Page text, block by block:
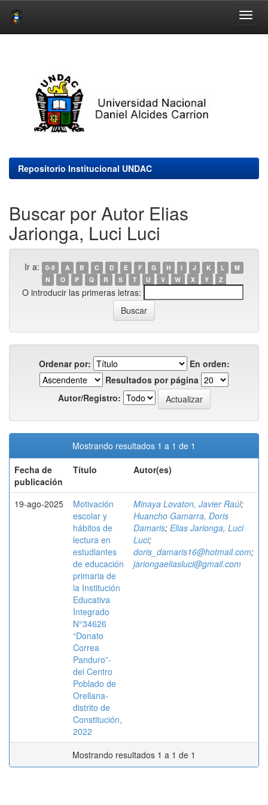
Repositorio Institucional UNDAC
Buscar por Autor Elias
Jarionga, Luci Luci
Ir a: 0-9 A B C D E F G H I J K L
M
N
O P Q R S T U V W X Y Z
O introducir las primeras letras:
Ordenar por:
En orden:
Resultados por página
Autor/Registro:
Mostrando resultados 1 a 1 de 1
Fecha de
publicación
Título Autor(es)
19-ago-2025
Motivación
escolar y
hábitos de
lectura en
estudiantes
de educación
primaria de
la Institución
Educativa
Integrado
N°34626
“Donato
Correa
Panduro”-
del Centro
Poblado de
Orellana-
distrito de
Constitución,
2022
Minaya Lovaton, Javier Raúl;
Huancho Gamarra, Doris
Damaris; Elias Jarionga, Luci
Luci;
doris_damaris16@hotmail.com;
jariongaeliasluci@gmail.com
Mostrando resultados 1 a 1 de 1